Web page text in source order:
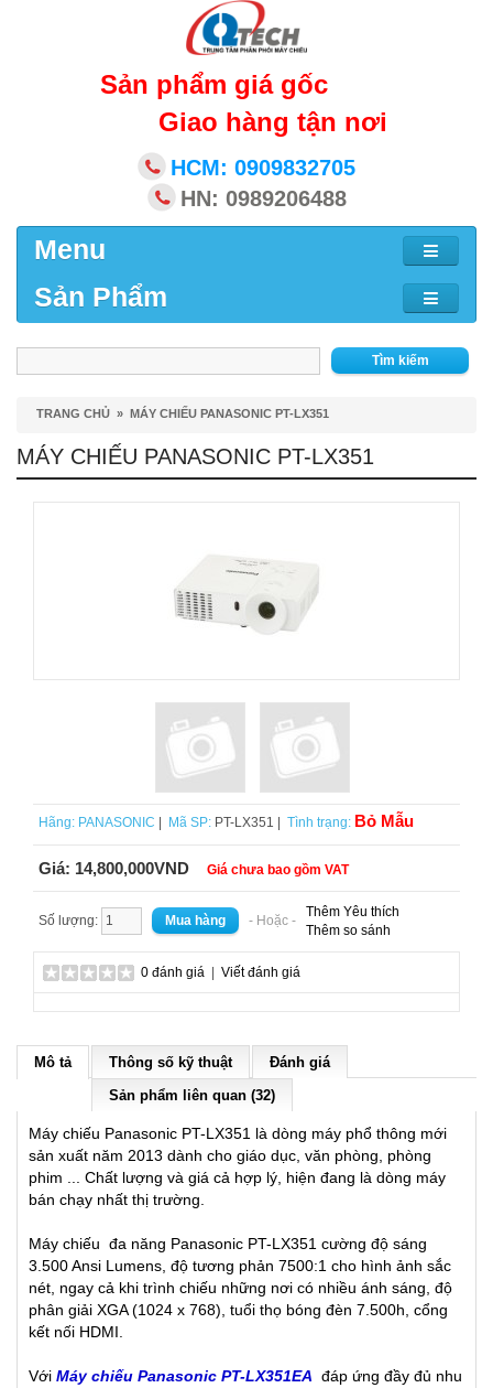
Sản phẩm giá gốc
Giao hàng tận nơi
HCM: 0909832705
HN: 0989206488
Menu
Sản Phẩm
Tìm kiếm
TRANG CHỦ » MÁY CHIẾU PANASONIC PT-LX351
MÁY CHIẾU PANASONIC PT-LX351
Hãng: PANASONIC Mã SP: PT-LX351 | Tình trạng: Bỏ Mẫu
Giá: 14,800,000VND Giá chưa bao gồm VAT
Số lượng: - Hoặc -
Thêm Yêu thích
Thêm so sánh
0 đánh giá Viết đánh giá
Mô tả Thông số kỹ thuật
Đánh giá
Sản phẩm liên quan (32)
Máy chiếu Panasonic PT-LX351 là dòng máy phổ thông mới
sản xuất năm 2013 dành cho giáo dục, văn phòng, phòng
phim ... Chất lượng và giá cả hợp lý, hiện đang là dòng máy
bán chạy nhất thị trường.
Máy chiếu đa năng Panasonic PT-LX351 cường độ sáng
3.500 Ansi Lumens, độ tương phản 7500:1 cho hình ảnh sắc
nét, ngay cả khi trình chiếu những nơi có nhiều ánh sáng, độ
phân giải XGA (1024 x 768), tuổi thọ bóng đèn 7.500h, cổng
kết nối HDMI.
Với Máy chiếu Panasonic PT-LX351EA đáp ứng đầy đủ nhu